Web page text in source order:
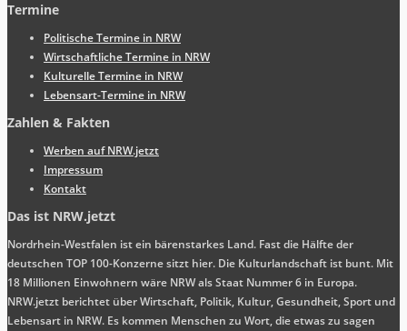
Termine
Politische Termine in NRW
Wirtschaftliche Termine in NRW
Kulturelle Termine in NRW
Lebensart-Termine in NRW
Zahlen & Fakten
Werben auf NRW.jetzt
Impressum
Kontakt
Das ist NRW.jetzt
Nordrhein-Westfalen ist ein bärenstarkes Land. Fast die Hälfte der
deutschen TOP 100-Konzerne sitzt hier. Die Kulturlandschaft ist bunt. Mit
18 Millionen Einwohnern wäre NRW als Staat Nummer 6 in Europa.
NRW.jetzt berichtet über Wirtschaft, Politik, Kultur, Gesundheit, Sport und
Lebensart in NRW. Es kommen Menschen zu Wort, die etwas zu sagen